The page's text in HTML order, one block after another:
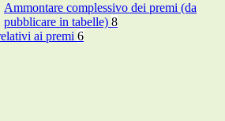
Ammontare complessivo dei premi (da
pubblicare in tabelle) 8
ai premi 6